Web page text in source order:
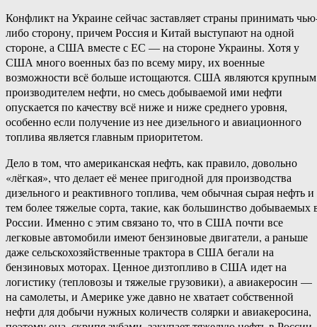
Конфликт на Украине сейчас заставляет страны принимать
либо сторону, причем Россия и Китай выступают на одной
стороне, а США вместе с ЕС — на стороне Украины. Хотя у
США много военных баз по всему миру, их военные
возможности всё больше истощаются. США являются крупным
производителем нефти, но смесь добываемой ими нефти
опускается по качеству всё ниже и ниже среднего уровня,
особенно если получение из нее дизельного и авиационного
топлива является главным приоритетом.
Дело в том, что американская нефть, как правило, довольно
«лёгкая», что делает её менее пригодной для производства
дизельного и реактивного топлива, чем обычная сырая нефть и
тем более тяжелые сорта, такие, как большинство добываемых
России. Именно с этим связано то, что в США почти все
легковые автомобили имеют бензиновые двигатели, а раньше
даже сельскохозяйственные трактора в США бегали на
бензиновых моторах. Ценное дизтопливо в США идет на
логистику (тепловозы и тяжелые грузовики), а авиакеросин —
на самолеты, и Америке уже давно не хватает собственной
нефти для добычи нужных количеств солярки и авиакеросина,